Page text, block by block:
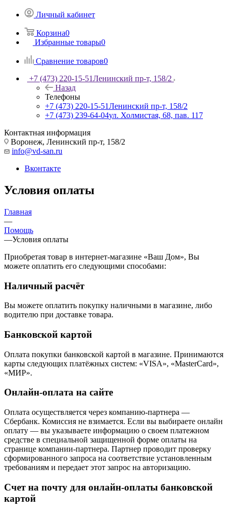
Личный кабинет
Корзина0
Избранные товары0
Сравнение товаров0
+7 (473) 220-15-51Ленинский пр-т, 158/2
Назад
Телефоны
+7 (473) 220-15-51Ленинский пр-т, 158/2
+7 (473) 239-64-04ул. Холмистая, 68, пав. 117
Контактная информация
Воронеж, Ленинский пр-т, 158/2
info@vd-san.ru
Вконтакте
Условия оплаты
Главная
—
Помощь
—Условия оплаты
Приобретая товар в интернет-магазине «Ваш Дом», Вы
можете оплатить его следующими способами:
Наличный расчёт
Вы можете оплатить покупку наличными в магазине, либо
водителю при доставке товара.
Банковской картой
Оплата покупки банковской картой в магазине. Принимаются
карты следующих платёжных систем: «VISA», «MasterCard»,
«МИР».
Онлайн-оплата на сайте
Оплата осуществляется через компанию-партнера —
Сбербанк. Комиссия не взимается. Если вы выбираете онлайн
оплату — вы указываете информацию о своем платежном
средстве в специальной защищенной форме оплаты на
странице компании-партнера. Партнер проводит проверку
сформированного запроса на соответствие установленным
требованиям и передает этот запрос на авторизацию.
Счет на почту для онлайн-оплаты банковской
картой